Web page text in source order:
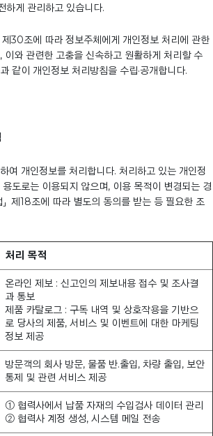
하게 관리하고 있습니다.
제30조에 따라 정보주체에게 개인정보 처리에 관한
이와 관련한 고충을 신속하고 원활하게 처리할 수
같이 개인정보 처리방침을 수립·공개합니다.
여 개인정보를 처리합니다. 처리하고 있는 개인정
도로는 이용되지 않으며, 이용 목적이 변경되는 경
」 제18조에 따라 별도의 동의를 받는 등 필요한 조
처리 목적
온라인 제보 : 신고인의 제보내용 접수 및 조사결
과 통보
제품 카탈로그 : 구독 내역 및 상호작용을 기반으
로 당사의 제품, 서비스 및 이벤트에 대한 마케팅
정보 제공
방문객의 회사 방문, 물품 반.출입, 차량 출입, 보안
통제 및 관련 서비스 제공
① 협력사에서 납품 자재의 수입검사 데이터 관리
② 협력사 계정 생성, 시스템 메일 전송